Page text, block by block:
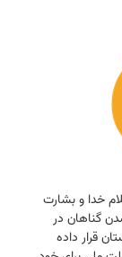
خدا و بشارت
گناهان در
قرار داده